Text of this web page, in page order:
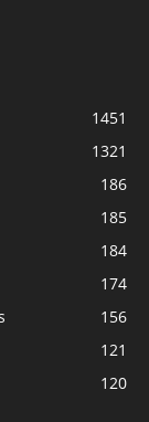
1451
1321
186
185
184
174
156
121
120